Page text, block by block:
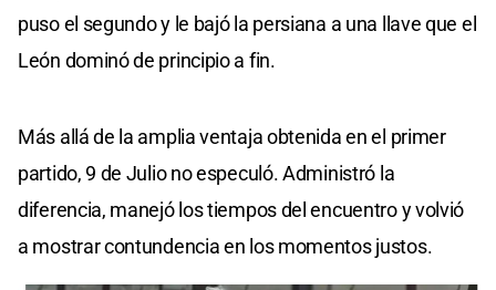
puso el segundo y le bajó la persiana a una llave que el
León dominó de principio a fin.
Más allá de la amplia ventaja obtenida en el primer
partido, 9 de Julio no especuló. Administró la
diferencia, manejó los tiempos del encuentro y volvió
a mostrar contundencia en los momentos justos.